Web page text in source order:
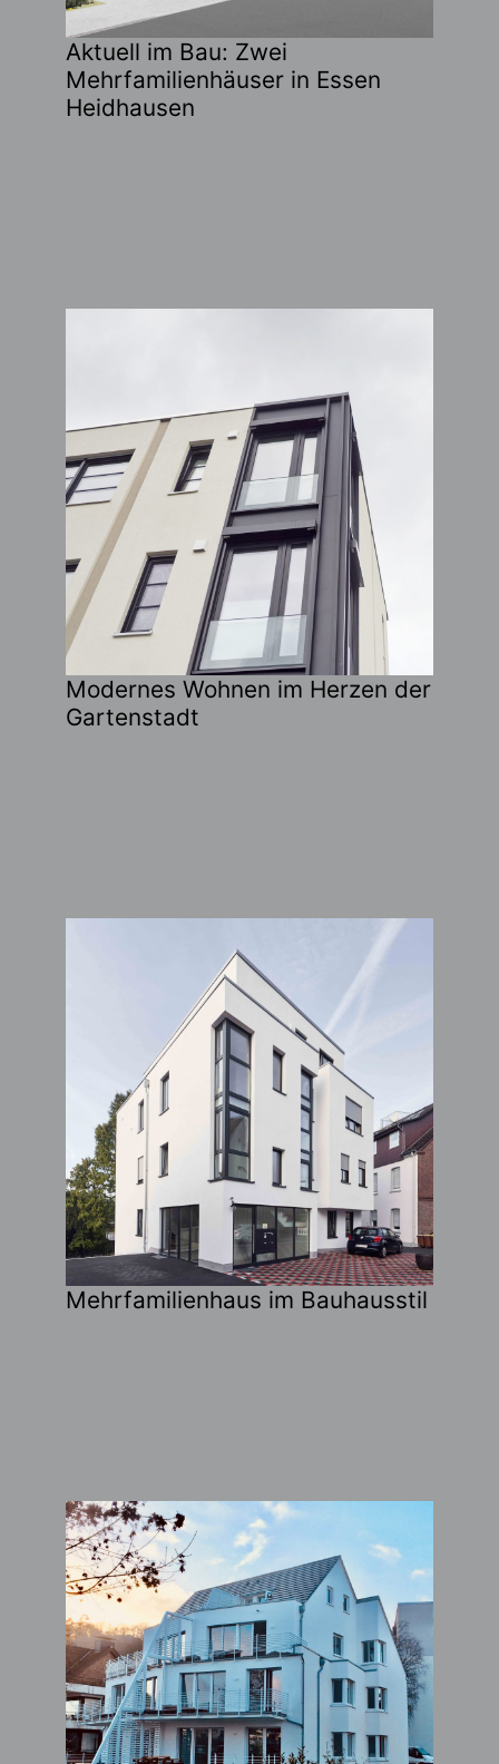
Aktuell im Bau: Zwei
Mehrfamilienhäuser in Essen
Heidhausen
Modernes Wohnen im Herzen der
Gartenstadt
Mehrfamilienhaus im Bauhausstil